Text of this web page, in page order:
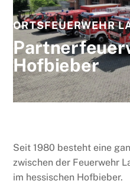
ORTSFEUERWEHR
Hofbieber
Seit 1980 besteht eine
zwischen der Feuerwehr
im hessischen Hofbieber.